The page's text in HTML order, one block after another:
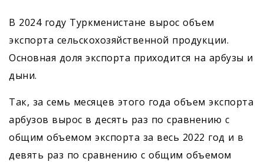
В 2024 году Туркменистане вырос объем
экспорта сельскохозяйственной продукции.
Основная доля экспорта приходится на арбузы и
дыни.
Так, за семь месяцев этого года объем экспорта
арбузов вырос в десять раз по сравнению с
общим объемом экспорта за весь 2022 год и в
девять раз по сравнению с общим объемом